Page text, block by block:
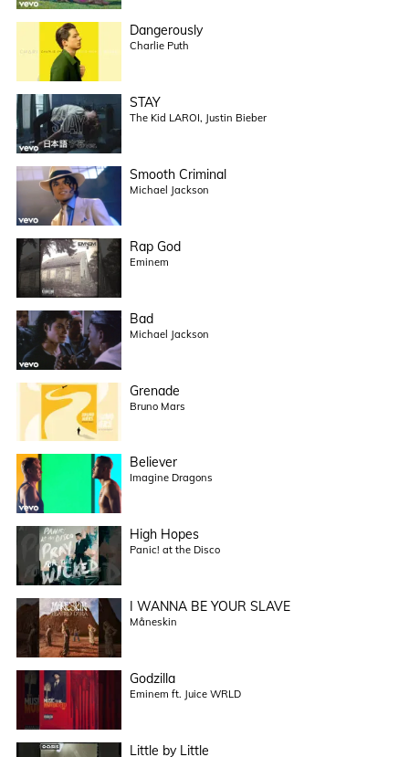
Dangerously
Charlie Puth
STAY
The Kid LAROI, Justin Bieber
Smooth Criminal
Michael Jackson
Rap God
Eminem
Bad
Michael Jackson
Grenade
Bruno Mars
Believer
Imagine Dragons
High Hopes
Panic! at the Disco
I WANNA BE YOUR SLAVE
Måneskin
Godzilla
Eminem ft. Juice WRLD
Little by Little